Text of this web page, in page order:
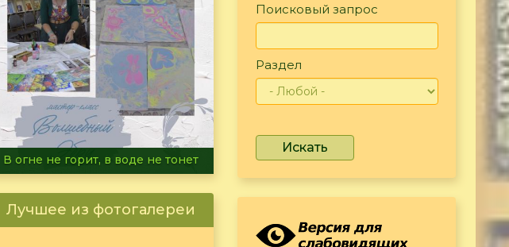
Летние турниры Warhammer
Лучшее из фотогалереи
Поисковый запрос
Раздел
Искать